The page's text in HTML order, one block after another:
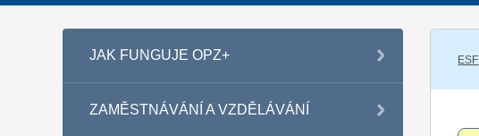
JAK FUNGUJE OPZ+
ZAMĚSTNÁVÁNÍ A VZDĚLÁVÁNÍ
ESF